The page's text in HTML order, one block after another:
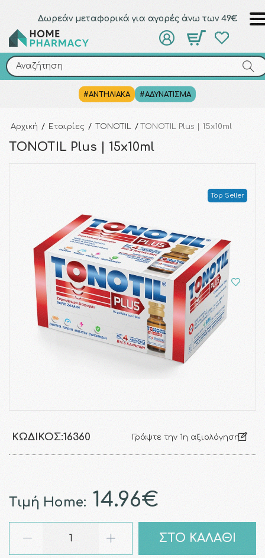
Δωρεάν μεταφορικά για αγορές άνω των 49€
Αναζήτηση
#ΑΝΤΗΛΙΑΚΑ #ΑΔΥΝΑΤΙΣΜΑ
Αναζήτηση
Αρχική / Εταιρίες / TONOTIL / TONOTIL Plus | 15x10ml
TONOTIL Plus | 15x10ml
Top Seller
ΚΩΔΙΚΌΣ:16360 Γράψτε την 1η αξιολόγηση
Τιμή Home: 14.96€
ΣΤΟ ΚΑΛΑΘΙ